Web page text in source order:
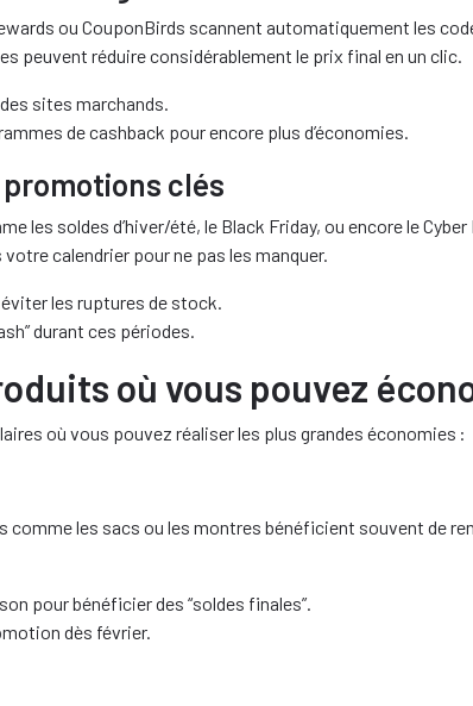
ou CouponBirds scannent automatiquement les
peuvent réduire considérablement le prix final en un clic.
sites marchands.
de cashback pour encore plus d’économies.
promotions clés
les soldes d’hiver/été, le Black Friday, ou encore le
calendrier pour ne pas les manquer.
les ruptures de stock.
durant ces périodes.
où vous pouvez
où vous pouvez réaliser les plus grandes économies :
comme les sacs ou les montres bénéficient souvent de
pour bénéficier des “soldes finales”.
dès février.